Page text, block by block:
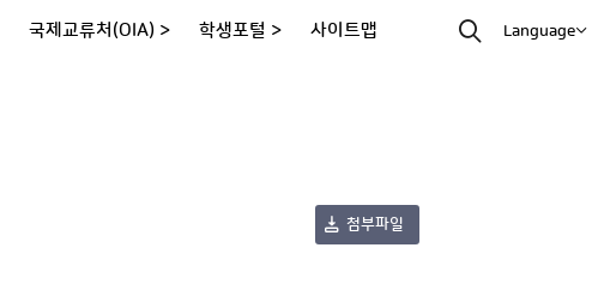
국제교류처(OIA) > 학생포털 > 사이트맵 Language
첨부파일